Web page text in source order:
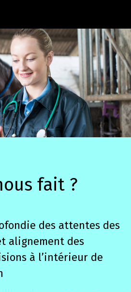
fait ?
des attentes des
alignement des
à l’intérieur de